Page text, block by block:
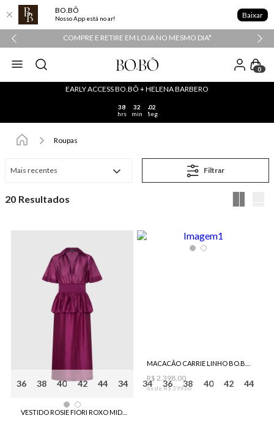
BO.BÔ
Nosso App está no ar! Baixar
COMPRE E RETIRE EM LOJA NO MESMO DIA*
0
EARLY ACCESS BO.BÔ + HELENA BARBERO
38
hrs
32
min
02
seg
Roupas
Mais recentes Filtrar
20
36 38 40 42 44 34 34 36 38 40 42 44
R$ 2 398 00
6x deR$399,66